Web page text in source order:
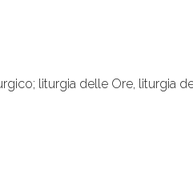
liturgia delle Ore, liturgia